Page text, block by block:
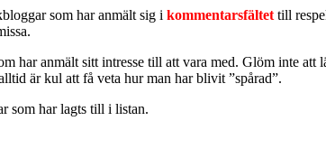
som har anmält sig i kommentarsfältet till
har anmält sitt intresse till att vara med. Glöm inte att
är kul att få veta hur man har blivit ”spårad”.
som har lagts till i listan.